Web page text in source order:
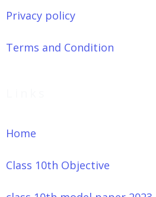
Privacy policy
Terms and Condition
Home
Class 10th Objective